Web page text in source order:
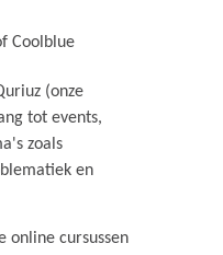
Coolblue
(onze
tot events,
zoals
en
online cursussen